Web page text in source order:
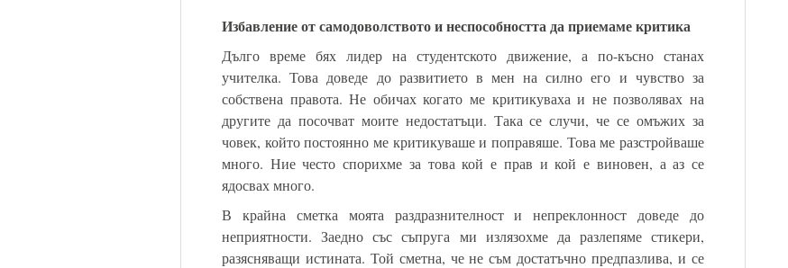
Избавление от самодоволството и неспособността да приемаме критика
Дълго време бях лидер на студентското движение, а по-късно станах
учителка. Това доведе до развитието в мен на силно его и чувство за
собствена правота. Не обичах когато ме критикуваха и не позволявах на
другите да посочват моите недостатъци. Така се случи, че се омъжих за
човек, който постоянно ме критикуваше и поправяше. Това ме разстройваше
много. Ние често спорихме за това кой е прав и кой е виновен, а аз се
ядосвах много.
В крайна сметка моята раздразнителност и непреклонност доведе до
неприятности. Заедно със съпруга ми излязохме да разлепяме стикери,
разясняващи истината. Той сметна, че не съм достатъчно предпазлива, и се